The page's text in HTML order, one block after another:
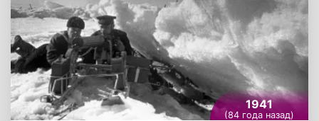
1941
(84 года назад)